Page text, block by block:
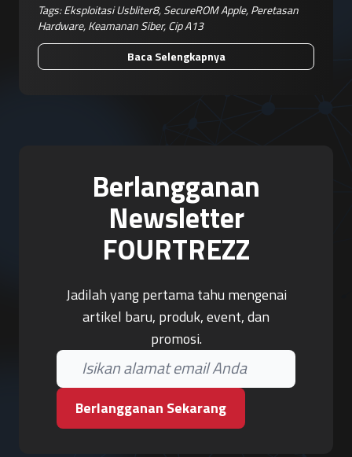
Tags:Eksploitasi Usbliter8,SecureROM Apple,Peretasan
Hardware,Keamanan Siber,Cip A13
Baca Selengkapnya
Berlangganan
Newsletter
FOURTREZZ
Jadilah yang pertama tahu mengenai
artikel baru, produk, event, dan
promosi.
Berlangganan Sekarang